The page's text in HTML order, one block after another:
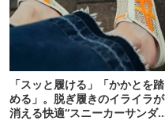
「スッと履ける」「かかとを踏
める」。脱ぎ履きのイライラが
消える快適“スニーカーサンダ